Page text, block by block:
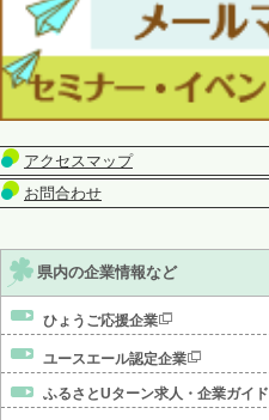
アクセスマップ
お問合わせ
県内の企業情報など
ひょうご応援企業
ユースエール認定企業
ふるさとUターン求人・企業ガイド